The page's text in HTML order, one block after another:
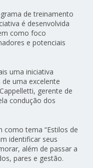
de treinamento
é desenvolvida
como foco
e potenciais
uma iniciativa
uma excelente
gerente de
condução dos
tema “Estilos de
identificar seus
além de passar a
pares e gestão.